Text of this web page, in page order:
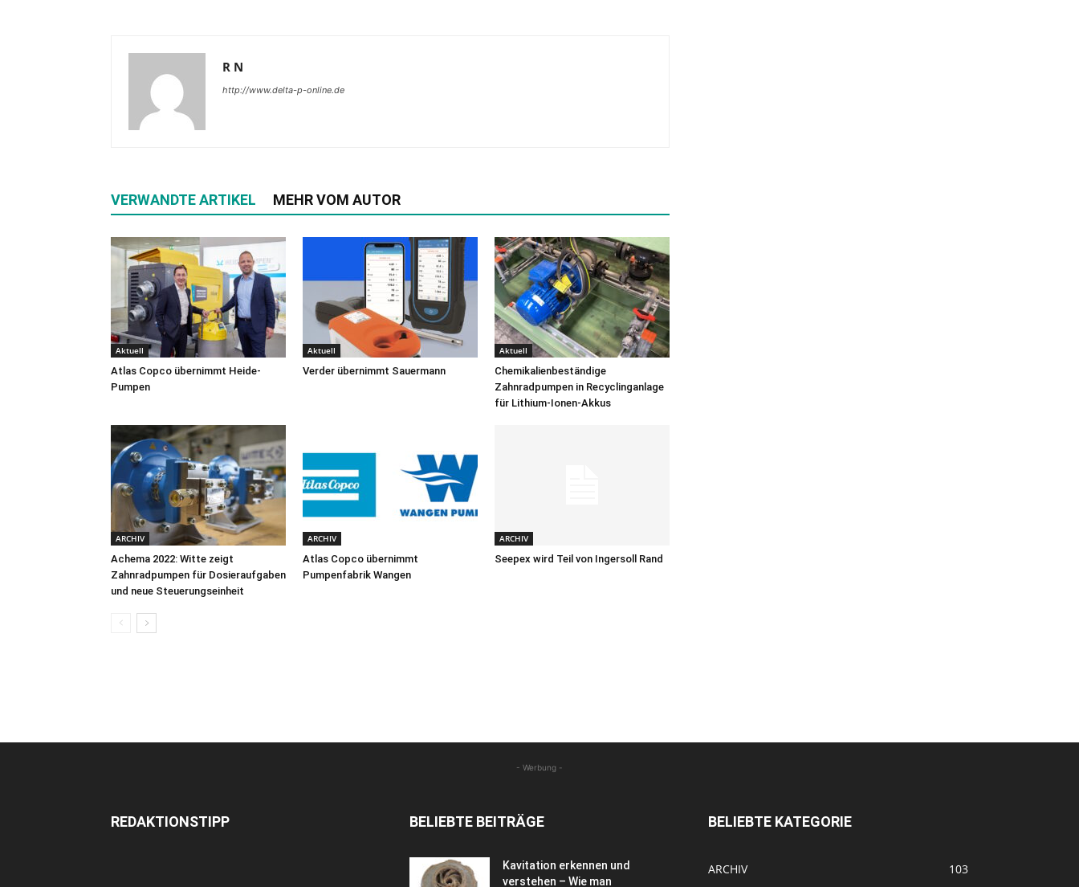
R N
http://www.delta-p-online.de
VERWANDTE ARTIKEL MEHR VOM AUTOR
Aktuell
Atlas Copco übernimmt Heide-
Pumpen
Aktuell
Verder übernimmt Sauermann
Aktuell
Chemikalienbeständige
Zahnradpumpen in Recyclinganlage
für Lithium-Ionen-Akkus
ARCHIV
Achema 2022: Witte zeigt
Zahnradpumpen für Dosieraufgaben
und neue Steuerungseinheit
ARCHIV
Atlas Copco übernimmt
Pumpenfabrik Wangen
ARCHIV
Seepex wird Teil von Ingersoll Rand
- Werbung -
REDAKTIONSTIPP BELIEBTE BEITRÄGE
Kavitation erkennen und
verstehen – Wie man
BELIEBTE KATEGORIE
ARCHIV
103